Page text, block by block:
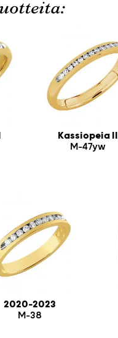
Kassiopeia II
M-47yw
2020-2023
M-38